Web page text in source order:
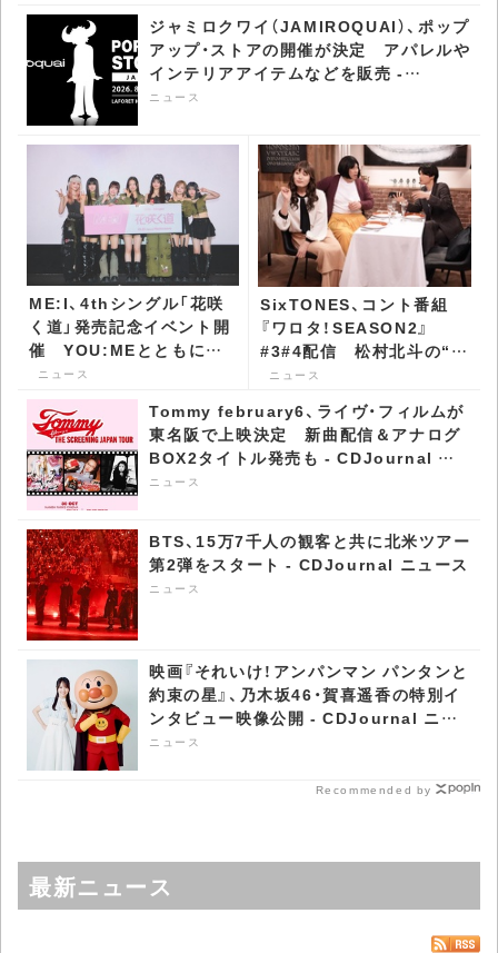
ジャミロクワイ（JAMIROQUAI）、ポップ
アップ・ストアの開催が決定 アパレルや
インテリアアイテムなどを販売 -
CDJournal ニュース
ニュース
ME:I、4thシングル「花咲
く道」発売記念イベント開
催 YOU:MEとともに掛
け声動画も現場収録 -
CDJournal ニュース
ニュース
SixTONES、コント番組
『ワロタ！SEASON2』
#3#4配信 松村北斗の“あ
る表情”に大盛り上がり -
ニュース
Tommy february6、ライヴ・フィルムが
東名阪で上映決定 新曲配信＆アナログ
BOX2タイトル発売も - CDJournal ニ
ュース
ニュース
BTS、15万7千人の観客と共に北米ツアー
第2弾をスタート - CDJournal ニュース
ニュース
映画『それいけ！アンパンマン パンタンと
約束の星』、乃木坂46・賀喜遥香の特別イ
ンタビュー映像公開 - CDJournal ニュ
ース
ニュース
Recommended by
最新ニュース